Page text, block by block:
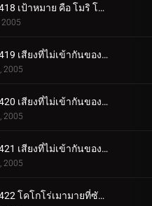
ตอนที่ 418 เป้าหมาย คือ โมริ โคโกโร่ !
2005
ตอนที่ 419 เสียงที่ไม่เข้ากันของสตราดีวาริอุส (เพลงโหมโรง)
2005
ตอนที่ 420 เสียงที่ไม่เข้ากันของสตราดีวาริอุส (เพลงท่อนกลาง)
2005
ตอนที่ 421 เสียงที่ไม่เข้ากันของสตราดีวาริอุส (เพลงส่งท้าย)
2005
ตอนที่ 422 โคโกโร่เมามายที่ซัสสึมะ (ตอนแรก)